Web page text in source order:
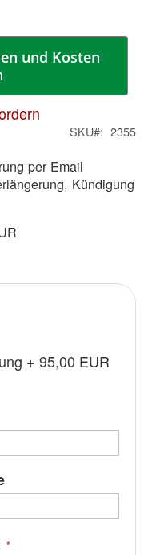
und Kosten
SKU 2355
per Email
Kündigung
+ 95,00 EUR